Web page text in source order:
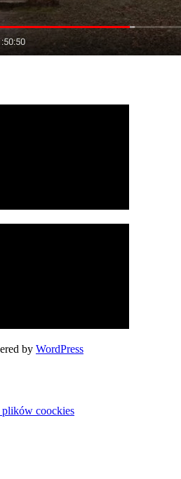
by WordPress
coockies